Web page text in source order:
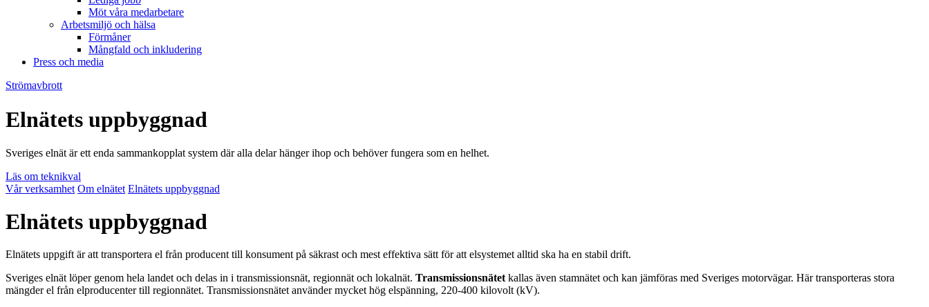
Möt våra medarbetare
Arbetsmiljö och hälsa
Förmåner
Mångfald och inkludering
Press och media
Strömavbrott
Elnätets uppbyggnad
Sveriges elnät är ett enda sammankopplat system där alla delar hänger ihop och behöver fungera som en helhet.
Läs om teknikval
Vår verksamhet Om elnätet Elnätets uppbyggnad
Elnätets uppbyggnad
Elnätets uppgift är att transportera el från producent till konsument på säkrast och mest effektiva sätt för att elsystemet alltid ska ha en stabil drift.
Sveriges elnät löper genom hela landet och delas in i transmissionsnät, regionnät och lokalnät. Transmissionsnätet kallas även stamnätet och kan jämföras med Sveriges motorvägar. Här transporteras stora
mängder el från elproducenter till regionnätet. Transmissionsnätet använder mycket hög elspänning, 220-400 kilovolt (kV).